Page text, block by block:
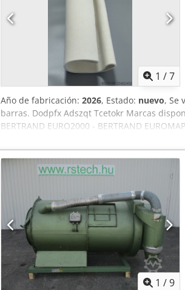
1 /7
Año de fabricación: 2026, Estado: nuevo, Se
barras. Dodpfx Adszqt Tcetokr Marcas
BERTRAND EURO2000 - BERTRAND
PAVAILLER - STAFF Precios unitarios y al
que incluyen: - Banda delantera - Banda
1 /9